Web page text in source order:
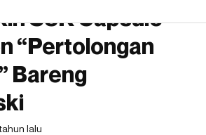
S3K Capsule
“Pertolongan
Bareng
lalu